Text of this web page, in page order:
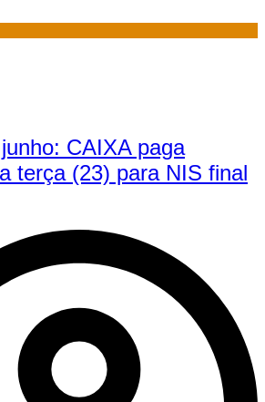
CAIXA paga
terça (23) para NIS final